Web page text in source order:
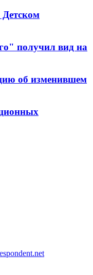
Детском
получил вид на
об изменившем